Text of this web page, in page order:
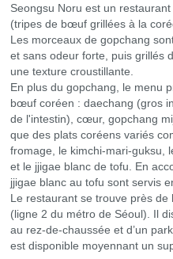
Seongsu Noru est un
(tripes de bœuf grillées à la
Les morceaux de gopchang
et sans odeur forte, puis grillés
une texture croustillante.
En plus du gopchang, le menu
bœuf coréen : daechang (gros
de l'intestin), cœur, gopchang
que des plats coréens variés
fromage, le kimchi-mari-guksu,
et le jjigae blanc de tofu. En
jjigae blanc au tofu sont servis
Le restaurant se trouve près
(ligne 2 du métro de Séoul). Il
au rez-de-chaussée et d’un
est disponible moyennant un